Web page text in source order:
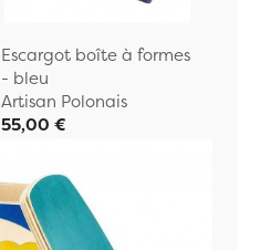
Escargot boîte à formes
- bleu
Artisan Polonais
55,00 €